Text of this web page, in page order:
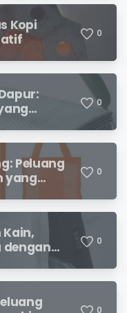
Kopi
0
Pemula
0
Peluang
yang
0
dengan
0
0